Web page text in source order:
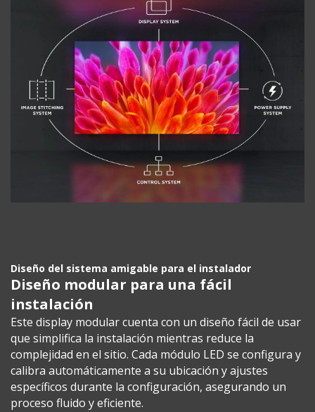
Diseño del sistema amigable para el instalador
Diseño modular para una fácil
instalación
Este display modular cuenta con un diseño fácil de usar
que simplifica la instalación mientras reduce la
complejidad en el sitio. Cada módulo LED se configura y
calibra automáticamente a su ubicación y ajustes
específicos durante la configuración, asegurando un
proceso fluido y eficiente.